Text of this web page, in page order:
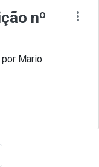
nº
Mario